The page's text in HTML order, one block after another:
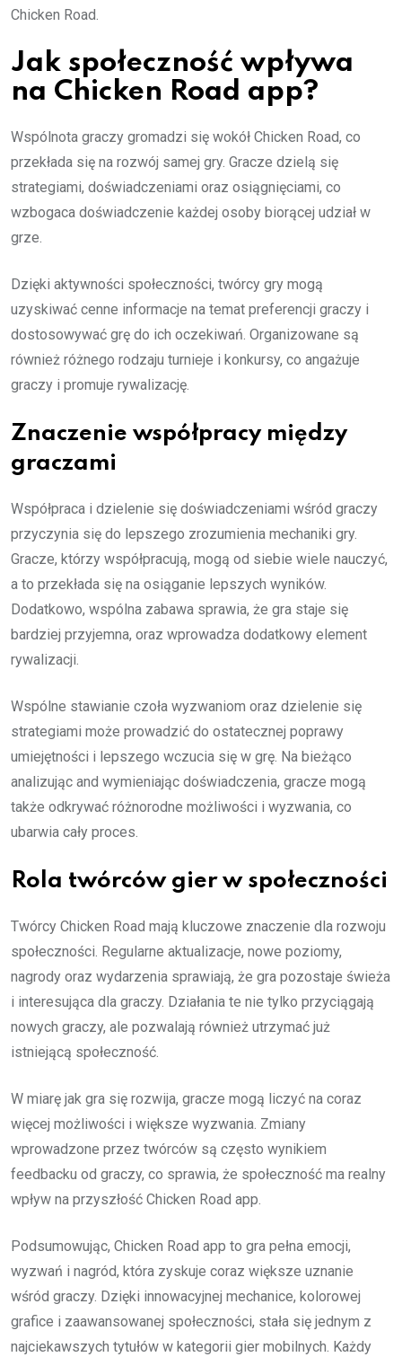
Chicken Road.
Jak społeczność wpływa
na Chicken Road app?
Wspólnota graczy gromadzi się wokół Chicken Road, co
przekłada się na rozwój samej gry. Gracze dzielą się
strategiami, doświadczeniami oraz osiągnięciami, co
wzbogaca doświadczenie każdej osoby biorącej udział w
grze.
Dzięki aktywności społeczności, twórcy gry mogą
uzyskiwać cenne informacje na temat preferencji graczy i
dostosowywać grę do ich oczekiwań. Organizowane są
również różnego rodzaju turnieje i konkursy, co angażuje
graczy i promuje rywalizację.
Znaczenie współpracy między
graczami
Współpraca i dzielenie się doświadczeniami wśród graczy
przyczynia się do lepszego zrozumienia mechaniki gry.
Gracze, którzy współpracują, mogą od siebie wiele nauczyć,
a to przekłada się na osiąganie lepszych wyników.
Dodatkowo, wspólna zabawa sprawia, że gra staje się
bardziej przyjemna, oraz wprowadza dodatkowy element
rywalizacji.
Wspólne stawianie czoła wyzwaniom oraz dzielenie się
strategiami może prowadzić do ostatecznej poprawy
umiejętności i lepszego wczucia się w grę. Na bieżąco
analizując and wymieniając doświadczenia, gracze mogą
także odkrywać różnorodne możliwości i wyzwania, co
ubarwia cały proces.
Rola twórców gier w społeczności
Twórcy Chicken Road mają kluczowe znaczenie dla rozwoju
społeczności. Regularne aktualizacje, nowe poziomy,
nagrody oraz wydarzenia sprawiają, że gra pozostaje świeża
i interesująca dla graczy. Działania te nie tylko przyciągają
nowych graczy, ale pozwalają również utrzymać już
istniejącą społeczność.
W miarę jak gra się rozwija, gracze mogą liczyć na coraz
więcej możliwości i większe wyzwania. Zmiany
wprowadzone przez twórców są często wynikiem
feedbacku od graczy, co sprawia, że społeczność ma realny
wpływ na przyszłość Chicken Road app.
Podsumowując, Chicken Road app to gra pełna emocji,
wyzwań i nagród, która zyskuje coraz większe uznanie
wśród graczy. Dzięki innowacyjnej mechanice, kolorowej
grafice i zaawansowanej społeczności, stała się jednym z
najciekawszych tytułów w kategorii gier mobilnych. Każdy